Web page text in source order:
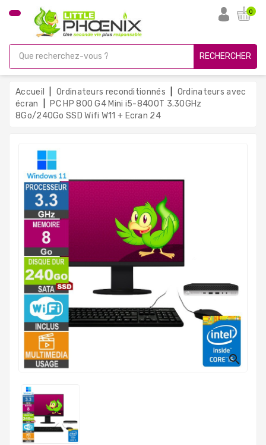
CATÉGORIE
Gamer
Unités
Centrales
Reconditionnées
Ordinateurs
Portables
Mesure
Tout-
Mémoires
RAM
0
RECHERCHER
Accueil Ordinateurs reconditionnés
Ordinateurs avec
écran
PC HP 800 G4 Mini i5-8400T 3.30GHz
8Go/240Go SSD Wifi W11 + Ecran 24
